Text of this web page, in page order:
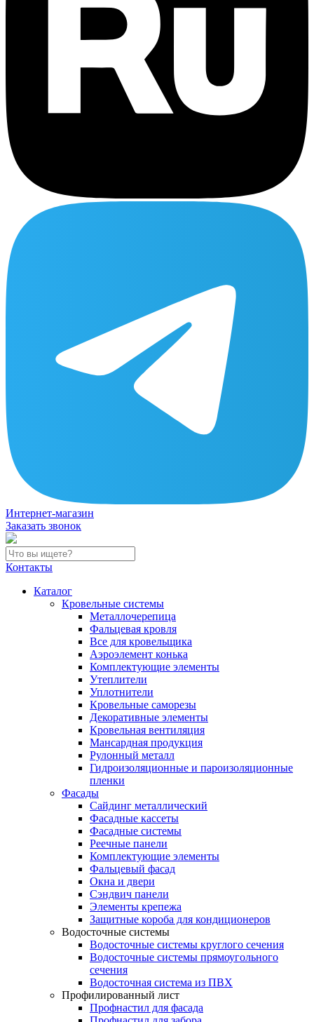
Интернет-магазин
Заказать звонок
Контакты
Каталог
Кровельные системы
Металлочерепица
Фальцевая кровля
Все для кровельщика
Аэроэлемент конька
Комплектующие элементы
Утеплители
Уплотнители
Кровельные саморезы
Декоративные элементы
Кровельная вентиляция
Мансардная продукция
Рулонный металл
Гидроизоляционные и пароизоляционные
пленки
Фасады
Сайдинг металлический
Фасадные кассеты
Фасадные системы
Реечные панели
Комплектующие элементы
Фальцевый фасад
Окна и двери
Сэндвич панели
Элементы крепежа
Защитные короба для кондиционеров
Водосточные системы
Водосточные системы круглого сечения
Водосточные системы прямоугольного
сечения
Водосточная система из ПВХ
Профилированный лист
Профнастил для фасада